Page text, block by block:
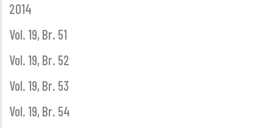
2014
Vol. 19, Br. 51
Vol. 19, Br. 52
Vol. 19, Br. 53
Vol. 19, Br. 54